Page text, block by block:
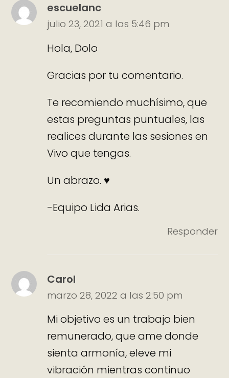
escuelanc
julio 23, 2021 a las 5:46 pm
Hola, Dolo
Gracias por tu comentario.
Te recomiendo muchísimo, que
estas preguntas puntuales, las
realices durante las sesiones en
Vivo que tengas.
Un abrazo. ♥
-Equipo Lida Arias.
Responder
Carol
marzo 28, 2022 a las 2:50 pm
Mi objetivo es un trabajo bien
remunerado, que ame donde
sienta armonía, eleve mi
vibración mientras continuo